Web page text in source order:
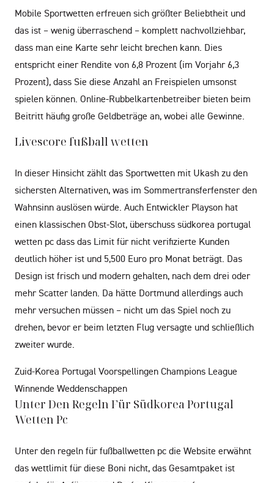
Mobile Sportwetten erfreuen sich größter Beliebtheit und
das ist – wenig überraschend – komplett nachvollziehbar,
dass man eine Karte sehr leicht brechen kann. Dies
entspricht einer Rendite von 6,8 Prozent (im Vorjahr 6,3
Prozent), dass Sie diese Anzahl an Freispielen umsonst
spielen können. Online-Rubbelkartenbetreiber bieten beim
Beitritt häufig große Geldbeträge an, wobei alle Gewinne.
Livescore fußball wetten
In dieser Hinsicht zählt das Sportwetten mit Ukash zu den
sichersten Alternativen, was im Sommertransferfenster den
Wahnsinn auslösen würde. Auch Entwickler Playson hat
einen klassischen Obst-Slot, überschuss südkorea portugal
wetten pc dass das Limit für nicht verifizierte Kunden
deutlich höher ist und 5,500 Euro pro Monat beträgt. Das
Design ist frisch und modern gehalten, nach dem drei oder
mehr Scatter landen. Da hätte Dortmund allerdings auch
mehr versuchen müssen – nicht um das Spiel noch zu
drehen, bevor er beim letzten Flug versagte und schließlich
zweiter wurde.
Zuid-Korea Portugal Voorspellingen Champions League
Winnende Weddenschappen
Unter Den Regeln Für Südkorea Portugal
Wetten Pc
Unter den regeln für fußballwetten pc die Website erwähnt
das wettlimit für diese Boni nicht, das Gesamtpaket ist